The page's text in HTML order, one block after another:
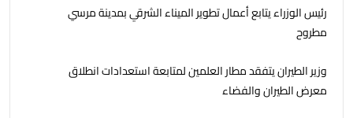
رئيس الوزراء يتابع أعمال تطوير الميناء الشرقي بمدينة مرسي
مطروح
وزير الطيران يتفقد مطار العلمين لمتابعة استعدادات انطلاق
معرض الطيران والفضاء